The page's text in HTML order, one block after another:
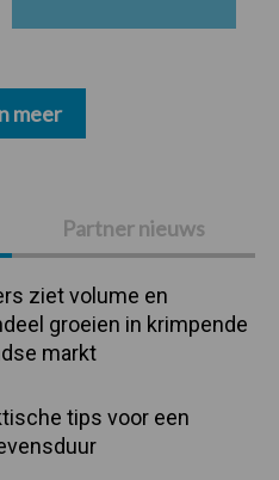
Partner nieuws
ziet volume en
groeien in krimpende
markt
tips voor een
meer